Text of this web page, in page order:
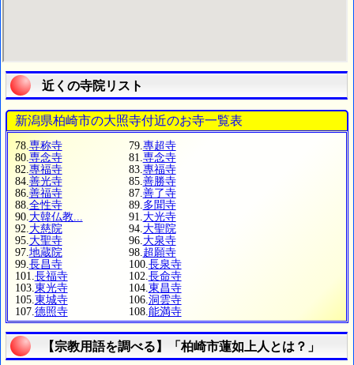
近くの寺院リスト
新潟県柏崎市の大照寺付近のお寺一覧表
78. 専称寺 79. 專超寺
80. 専念寺 81. 専念寺
82. 專福寺 83. 專福寺
84. 善光寺 85. 善勝寺
86. 善福寺 87. 善了寺
88. 全性寺 89. 多聞寺
90. 大韓仏教... 91. 大光寺
92. 大慈院 94. 大聖院
95. 大聖寺 96. 大泉寺
97. 地蔵院 98. 超願寺
99. 長昌寺 100. 長泉寺
101. 長福寺 102. 長命寺
103. 東光寺 104. 東昌寺
105. 東城寺 106. 洞雲寺
107. 德照寺 108. 能満寺
【宗教用語を調べる】「柏崎市蓮如上人とは？」